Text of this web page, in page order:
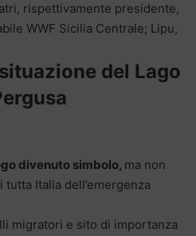
rispettivamente presidente,
WWF Sicilia Centrale; Lipu,
del Lago
divenuto simbolo, ma non
Italia dell’emergenza
migratori e sito di importanza